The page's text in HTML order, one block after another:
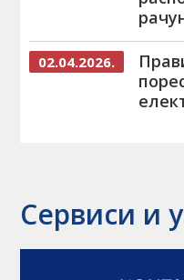
02.04.2026.
Сервиси и